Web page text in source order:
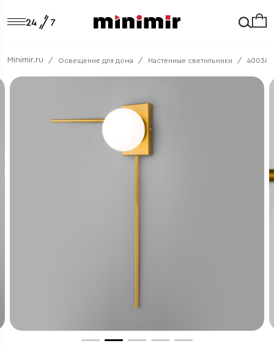
Minimir.ru Освещение для дома Настенные светильники 40034/